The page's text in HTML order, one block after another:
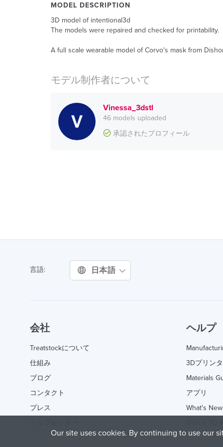
MODEL DESCRIPTION
3D model of intentional3d
The models were repaired and checked for printability.
A full scale wearable model of Corvo's mask from
モデル制作者について
Vinessa_3dstl
46 models uploaded
承認されたプロフィール
言語: 日本語
会社
Treatstockについて
仕組み
ブログ
コンタクト
プレス
ヘルプ
3Dプリン
Materials
アプリ
What's New
Our site uses cookies. By continuing to use our